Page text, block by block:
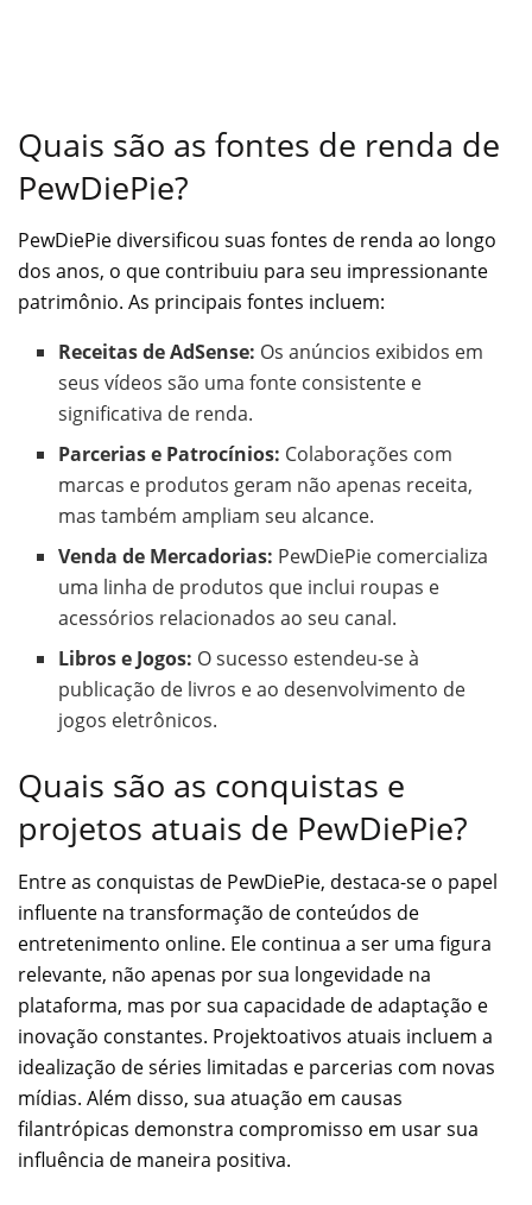
Quais são as fontes de renda de
PewDiePie?
PewDiePie diversificou suas fontes de renda ao longo
dos anos, o que contribuiu para seu impressionante
patrimônio. As principais fontes incluem:
Receitas de AdSense: Os anúncios exibidos em
seus vídeos são uma fonte consistente e
significativa de renda.
Parcerias e Patrocínios: Colaborações com
marcas e produtos geram não apenas receita,
mas também ampliam seu alcance.
Venda de Mercadorias: PewDiePie comercializa
uma linha de produtos que inclui roupas e
acessórios relacionados ao seu canal.
Libros e Jogos: O sucesso estendeu-se à
publicação de livros e ao desenvolvimento de
jogos eletrônicos.
Quais são as conquistas e
projetos atuais de PewDiePie?
Entre as conquistas de PewDiePie, destaca-se o papel
influente na transformação de conteúdos de
entretenimento online. Ele continua a ser uma figura
relevante, não apenas por sua longevidade na
plataforma, mas por sua capacidade de adaptação e
inovação constantes. Projektoativos atuais incluem a
idealização de séries limitadas e parcerias com novas
mídias. Além disso, sua atuação em causas
filantrópicas demonstra compromisso em usar sua
influência de maneira positiva.